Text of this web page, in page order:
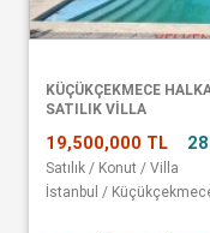
KÜÇÜKÇEKMECE
SATILIK VİLLA
19,500,000 TL
Satılık / Konut / Villa
İstanbul /